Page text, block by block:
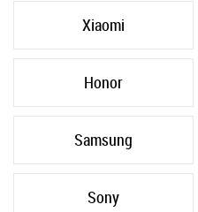
Xiaomi
Honor
Samsung
Sony